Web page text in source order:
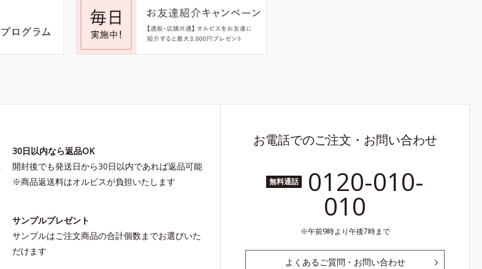
30日以内なら返品OK
開封後でも発送日から30日以内であれば返品可能
※商品返送料はオルビスが負担いたします
サンプルプレゼント
サンプルはご注文商品の合計個数までお選びいた
だけます
お電話でのご注文・お問い合わせ
無料通話 0120-010-
010
午前9時より午後7時まで
よくあるご質問・お問い合わせ